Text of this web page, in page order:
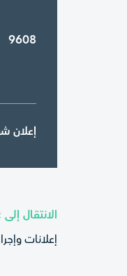
9608
إعلان
الانتقال إلى
إعلانات